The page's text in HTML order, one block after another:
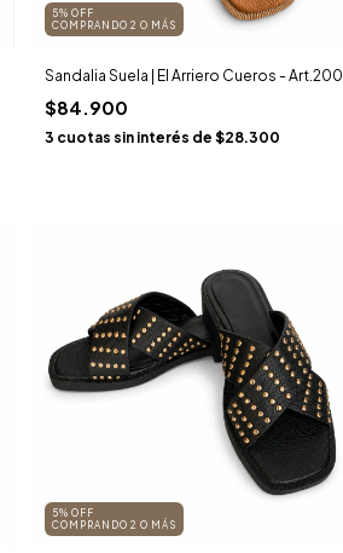
5% OFF
COMPRANDO 2 O MÁS
Sandalia Suela | El Arriero Cueros - Art.200
$84.900
3 cuotas sin interés de $28.300
5% OFF
COMPRANDO 2 O MÁS